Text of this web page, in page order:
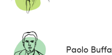
Paolo Buffa